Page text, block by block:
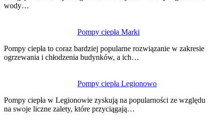
wody…
Pompy ciepła Marki
Pompy ciepła to coraz bardziej popularne rozwiązanie w zakresie
ogrzewania i chłodzenia budynków, a ich…
Pompy ciepła Legionowo
Pompy ciepła w Legionowie zyskują na popularności ze względu
na swoje liczne zalety, które przyciągają…